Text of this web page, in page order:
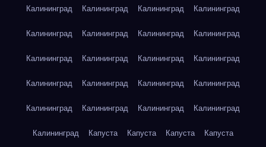
Калининград Калининград Калининград Калининград
Калининград Калининград Калининград Калининград
Калининград Калининград Калининград Калининград
Калининград Калининград Калининград Калининград
Калининград Калининград Калининград Калининград
Калининград Капуста Капуста Капуста Капуста